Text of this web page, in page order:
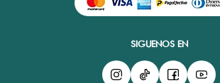
SIGUENOS EN